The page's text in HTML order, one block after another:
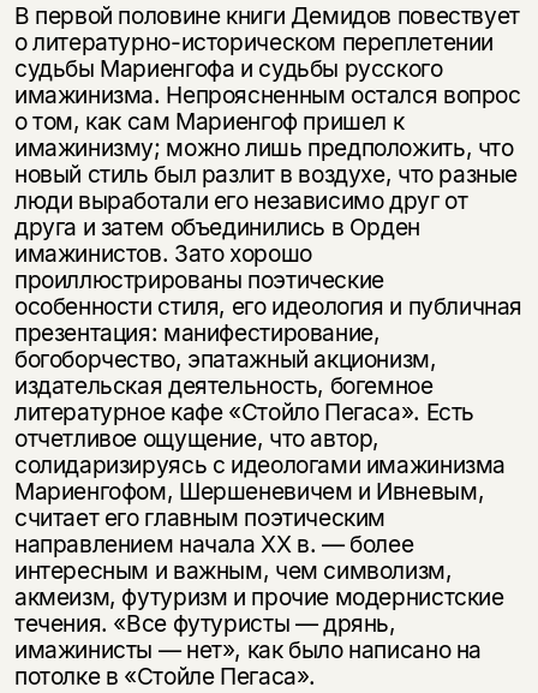
В первой половине книги Демидов повествует
о литературно-историческом переплетении
судьбы Мариенгофа и судьбы русского
имажинизма. Непроясненным остался вопрос
о том, как сам Мариенгоф пришел к
имажинизму; можно лишь предположить, что
новый стиль был разлит в воздухе, что разные
люди выработали его независимо друг от
друга и затем объединились в Орден
имажинистов. Зато хорошо
проиллюстрированы поэтические
особенности стиля, его идеология и публичная
презентация: манифестирование,
богоборчество, эпатажный акционизм,
издательская деятельность, богемное
литературное кафе «Стойло Пегаса». Есть
отчетливое ощущение, что автор,
солидаризируясь с идеологами имажинизма
Мариенгофом, Шершеневичем и Ивневым,
считает его главным поэтическим
направлением начала ХХ в. — более
интересным и важным, чем символизм,
акмеизм, футуризм и прочие модернистские
течения. «Все футуристы — дрянь,
имажинисты — нет», как было написано на
потолке в «Стойле Пегаса».